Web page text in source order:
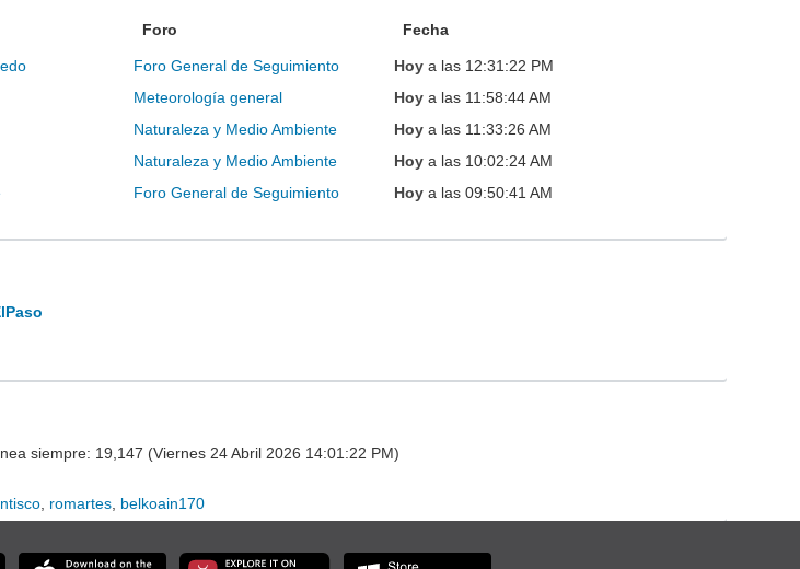
Foro Fecha
Foro General de Seguimiento Hoy a las 12:31:22 PM
Meteorología general Hoy a las 11:58:44 AM
Naturaleza y Medio Ambiente Hoy a las 11:33:26 AM
Naturaleza y Medio Ambiente Hoy a las 10:02:24 AM
Foro General de Seguimiento Hoy a las 09:50:41 AM
siempre: 19,147 (Viernes 24 Abril 2026 14:01:22 PM)
romartes belkoain170